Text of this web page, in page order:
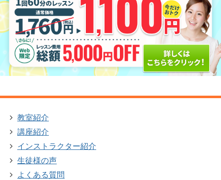
教室紹介
講座紹介
インストラクター紹介
生徒様の声
よくある質問